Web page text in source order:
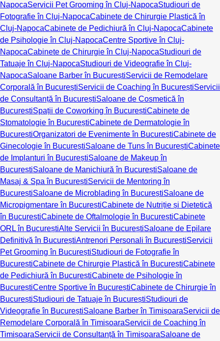
NapocaServicii Pet Grooming în Cluj-NapocaStudiouri de
Fotografie în Cluj-NapocaCabinete de Chirurgie Plastică în
Cluj-NapocaCabinete de Pedichiură în Cluj-NapocaCabinete
de Psihologie în Cluj-NapocaCentre Sportive în Cluj-
NapocaCabinete de Chirurgie în Cluj-NapocaStudiouri de
Tatuaje în Cluj-NapocaStudiouri de Videografie în Cluj-
NapocaSaloane Barber în BucureștiServicii de Remodelare
Corporală în BucureștiServicii de Coaching în BucureștiServicii
de Consultanță în BucureștiSaloane de Cosmetică în
BucureștiSpații de Coworking în BucureștiCabinete de
Stomatologie în BucureștiCabinete de Dermatologie în
BucureștiOrganizatori de Evenimente în BucureștiCabinete de
Ginecologie în BucureștiSaloane de Tuns în BucureștiCabinete
de Implanturi în BucureștiSaloane de Makeup în
BucureștiSaloane de Manichiură în BucureștiSaloane de
Masaj & Spa în BucureștiServicii de Mentoring în
BucureștiSaloane de Microblading în BucureștiSaloane de
Micropigmentare în BucureștiCabinete de Nutriție și Dietetică
în BucureștiCabinete de Oftalmologie în BucureștiCabinete
ORL în BucureștiAlte Servicii în BucureștiSaloane de Epilare
Definitivă în BucureștiAntrenori Personali în BucureștiServicii
Pet Grooming în BucureștiStudiouri de Fotografie în
BucureștiCabinete de Chirurgie Plastică în BucureștiCabinete
de Pedichiură în BucureștiCabinete de Psihologie în
BucureștiCentre Sportive în BucureștiCabinete de Chirurgie în
BucureștiStudiouri de Tatuaje în BucureștiStudiouri de
Videografie în BucureștiSaloane Barber în TimișoaraServicii de
Remodelare Corporală în TimișoaraServicii de Coaching în
TimișoaraServicii de Consultanță în TimișoaraSaloane de